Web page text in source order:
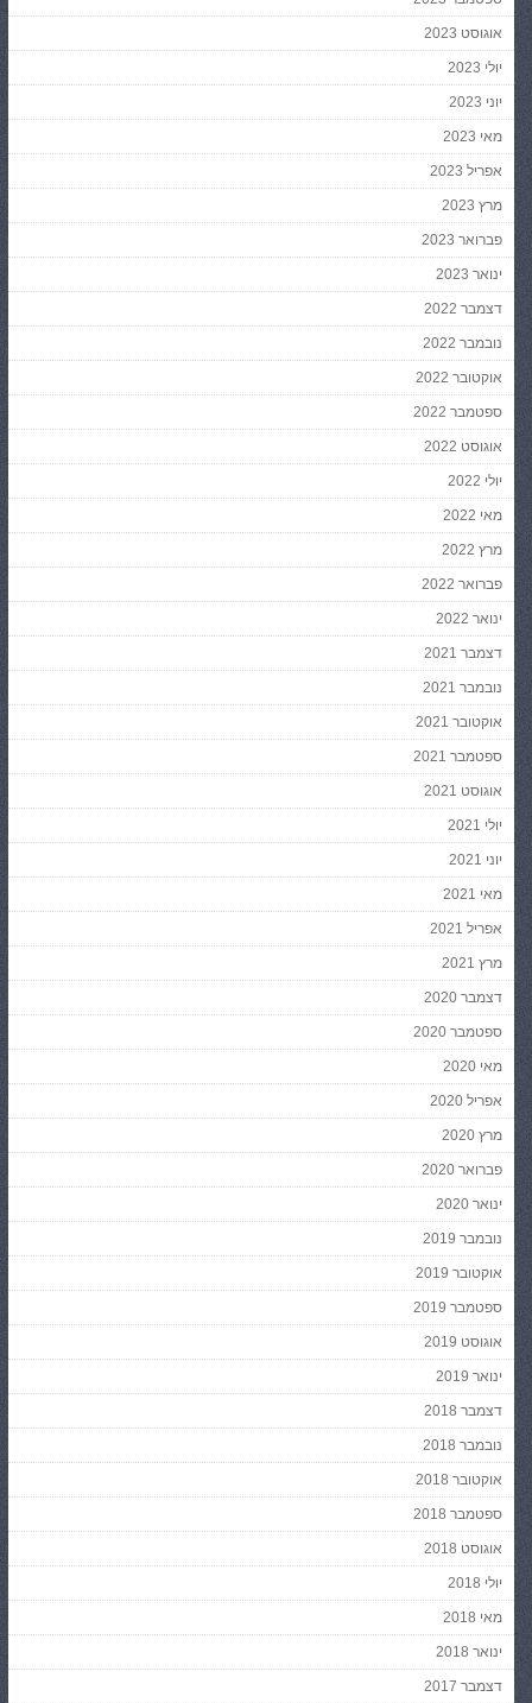
אוגוסט 2023
יולי 2023
יוני 2023
מאי 2023
אפריל 2023
מרץ 2023
פברואר 2023
ינואר 2023
דצמבר 2022
נובמבר 2022
אוקטובר 2022
ספטמבר 2022
אוגוסט 2022
יולי 2022
מאי 2022
מרץ 2022
פברואר 2022
ינואר 2022
דצמבר 2021
נובמבר 2021
אוקטובר 2021
ספטמבר 2021
אוגוסט 2021
יולי 2021
יוני 2021
מאי 2021
אפריל 2021
מרץ 2021
דצמבר 2020
ספטמבר 2020
מאי 2020
אפריל 2020
מרץ 2020
פברואר 2020
ינואר 2020
נובמבר 2019
אוקטובר 2019
ספטמבר 2019
אוגוסט 2019
ינואר 2019
דצמבר 2018
נובמבר 2018
אוקטובר 2018
ספטמבר 2018
אוגוסט 2018
יולי 2018
מאי 2018
ינואר 2018
דצמבר 2017